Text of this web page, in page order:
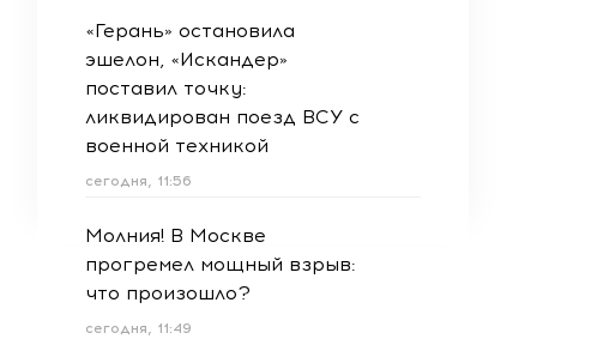
«Герань» остановила
эшелон, «Искандер»
поставил точку:
ликвидирован поезд ВСУ с
военной техникой
сегодня, 11:56
Молния! В Москве
прогремел мощный взрыв:
что произошло?
сегодня, 11:49